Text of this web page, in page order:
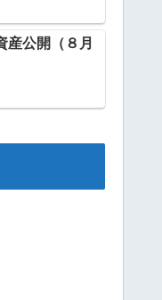
産公開（８月